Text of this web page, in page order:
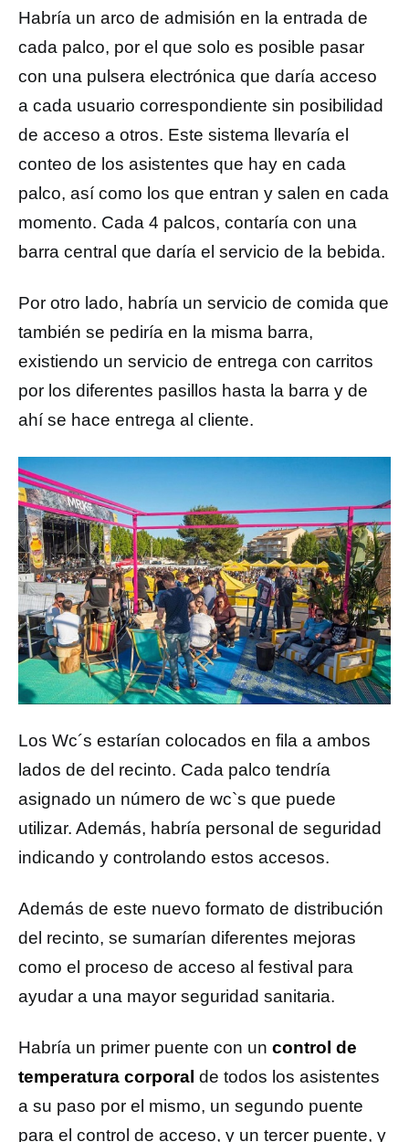
Habría un arco de admisión en la entrada de
cada palco, por el que solo es posible pasar
con una pulsera electrónica que daría acceso
a cada usuario correspondiente sin posibilidad
de acceso a otros. Este sistema llevaría el
conteo de los asistentes que hay en cada
palco, así como los que entran y salen en cada
momento. Cada 4 palcos, contaría con una
barra central que daría el servicio de la bebida.
Por otro lado, habría un servicio de comida que
también se pediría en la misma barra,
existiendo un servicio de entrega con carritos
por los diferentes pasillos hasta la barra y de
ahí se hace entrega al cliente.
Los Wc´s estarían colocados en fila a ambos
lados de del recinto. Cada palco tendría
asignado un número de wc`s que puede
utilizar. Además, habría personal de seguridad
indicando y controlando estos accesos.
Además de este nuevo formato de distribución
del recinto, se sumarían diferentes mejoras
como el proceso de acceso al festival para
ayudar a una mayor seguridad sanitaria.
Habría un primer puente con un control de
temperatura corporal de todos los asistentes
a su paso por el mismo, un segundo puente
para el control de acceso, y un tercer puente, y